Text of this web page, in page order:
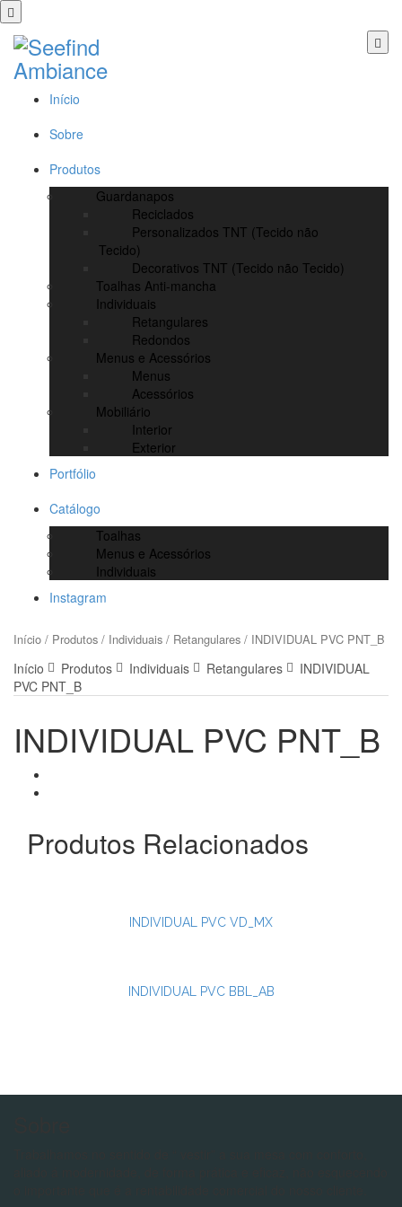
Início
Sobre
Produtos
Guardanapos
Reciclados
Personalizados TNT (Tecido não
Tecido)
Decorativos TNT (Tecido não Tecido)
Toalhas Anti-mancha
Individuais
Retangulares
Redondos
Menus e Acessórios
Menus
Acessórios
Mobiliário
Interior
Exterior
Portfólio
Catálogo
Toalhas
Menus e Acessórios
Individuais
Instagram
Início / Produtos / Individuais / Retangulares / INDIVIDUAL PVC PNT_B
Início Produtos Individuais Retangulares
INDIVIDUAL
PVC PNT_B
INDIVIDUAL PVC PNT_B
Produtos Relacionados
INDIVIDUAL PVC VD_MX
INDIVIDUAL PVC BBL_AB